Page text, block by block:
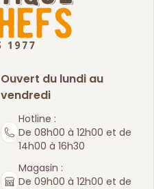
Ouvert du lundi au
vendredi
Hotline :
De 08h00 à 12h00 et de
14h00 à 16h30
Magasin :
De 09h00 à 12h00 et de